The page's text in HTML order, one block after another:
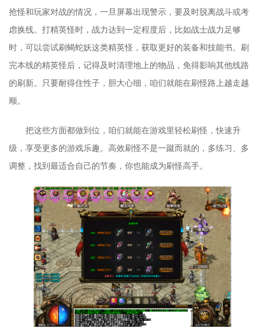
抢怪和玩家对战的情况，一旦屏幕出现警示，要及时脱离战斗或考
虑换线。打精英怪时，战力达到一定程度后，比如战士战力足够
时，可以尝试刷蝎蛇妖这类精英怪，获取更好的装备和技能书。刷
完本线的精英怪后，记得及时清理地上的物品，免得影响其他线路
的刷新。只要耐得住性子，胆大心细，咱们就能在刷怪路上越走越
顺。
把这些方面都做到位，咱们就能在游戏里轻松刷怪，快速升
级，享受更多的游戏乐趣。高效刷怪不是一蹴而就的，多练习、多
调整，找到最适合自己的节奏，你也能成为刷怪高手。